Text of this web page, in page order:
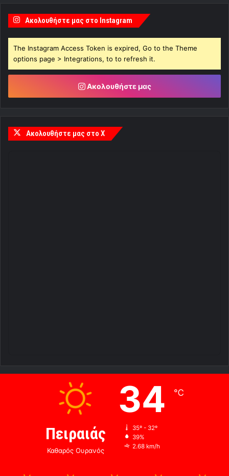
Ακολουθήστε μας στο Instagram
The Instagram Access Token is expired, Go to the Theme
options page > Integrations, to to refresh it.
Ακολουθήστε μας
Ακολουθήστε μας στο X
Πειραιάς
Καθαρός Ουρανός
34 ℃
35º - 32º
39%
2.68 km/h